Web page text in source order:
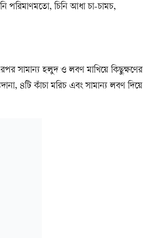
পরিমাণমতো, চিনি আধা চা-চামচ,
সামান্য হলুদ ও লবণ মাখিয়ে কিছুক্ষণের
৪টি কাঁচা মরিচ এবং সামান্য লবণ দিয়ে